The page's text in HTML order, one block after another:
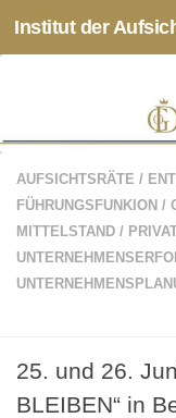
Zum Inhalt
Institut der
AUFSICHTSRÄTE /
FÜHRUNGSFUNKION /
MITTELSTAND /
25. und 26.
BLEIBEN“ in